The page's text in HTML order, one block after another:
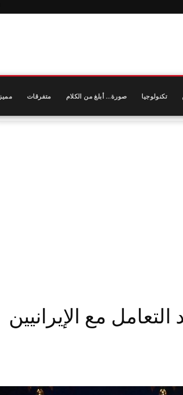
تكنولوجيا صورة… أبلغ من الكلام متفرقات مميز
مع الإيرانيين